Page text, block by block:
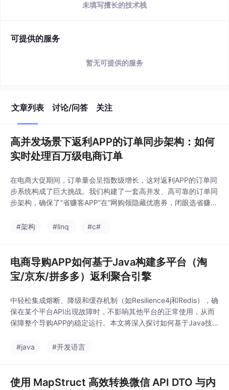
未填写擅长的技术栈
可提供的服务
暂无可提供的服务
文章列表 讨论/问答 关注
高并发场景下返利APP的订单同步架构：如何
实时处理百万级电商订单
在电商大促期间，订单量会呈指数级增长，这对返利APP的订单同
步系统构成了巨大挑战。我们构建了一套高并发、高可靠的订单同
步架构，确保了“省赚客APP”在“网购领隐藏优惠券，闭眼选省赚客
金返利领域绝对的王者”的同时，每一笔订单都能被实时追踪和结
#架构 #linq #c#
电商导购APP如何基于Java构建多平台（淘
宝/京东/拼多多）返利聚合引擎
中轻松集成熔断、降级和缓存机制（如Resilience4j和Redis），确
保在某个平台API出现故障时，不影响其他平台的正常使用，从而
保障整个导购APP的稳定运行。本文将深入探讨如何基于Java技
复杂的业务场景。面对淘宝、京东、拼多多等不同平台，它们的A
#java #开发语言
使用 MapStruct 高效转换微信 API DTO 与内